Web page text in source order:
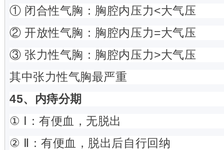
① 闭合性气胸：胸腔内压力<大气压
② 开放性气胸：胸腔内压力=大气压
③ 张力性气胸：胸腔内压力>大气压
其中张力性气胸最严重
45、内痔分期
① Ⅰ：有便血，无脱出
② Ⅱ：有便血，脱出后自行回纳